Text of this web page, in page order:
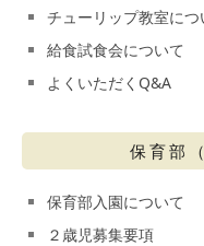
チューリップ教室につ
給食試食会について
よくいただくQ&A
保育部
保育部入園について
２歳児募集要項